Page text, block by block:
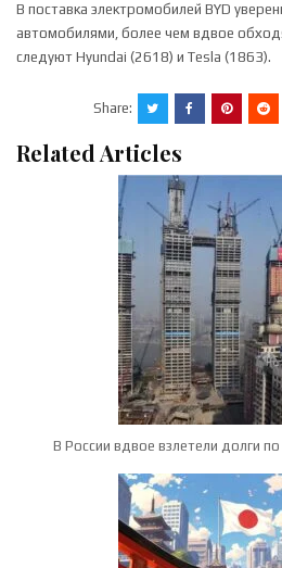
В поставка электромобилей BYD
автомобилями, более чем вдвое
следуют Hyundai (2618) и Tesla (1863).
Share:
Related Articles
В России вдвое взлетели долги